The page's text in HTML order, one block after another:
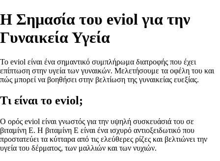
Η Σημασία του eviol για την
Γυναικεία Υγεία
Το eviol είναι ένα σημαντικό συμπλήρωμα διατροφής που έχει
επίπτωση στην υγεία των γυναικών. Μελετήσουμε τα οφέλη του και
πώς μπορεί να βοηθήσει στην βελτίωση της γυναικείας ευεξίας.
Τι είναι το eviol;
O ορός eviol είναι γνωστός για την υψηλή συσκευάσιά του σε
βιταμίνη Ε. Η βιταμίνη Ε είναι ένα ισχυρό αντιοξειδωτικό που
προστατεύει τα κύτταρα από τις ελεύθερες ρίζες και βελτιώνει την
υγεία του δέρματος, των μαλλιών και των νυχιών.